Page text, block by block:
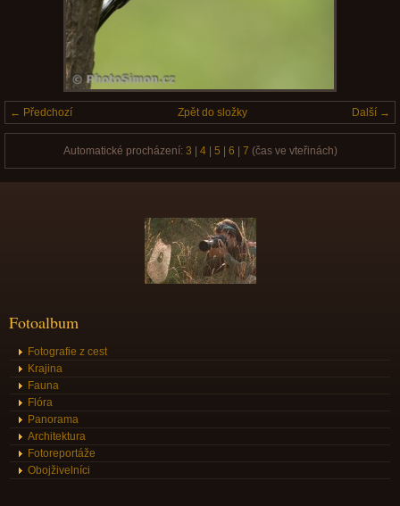
← Předchozí Další →
Zpět do složky
Automatické procházení: 3 4| 5 6 7 (čas ve vteřinách)
Fotoalbum
Fotografie z cest
Krajina
Fauna
Flóra
Panorama
Architektura
Fotoreportáže
Obojživelníci